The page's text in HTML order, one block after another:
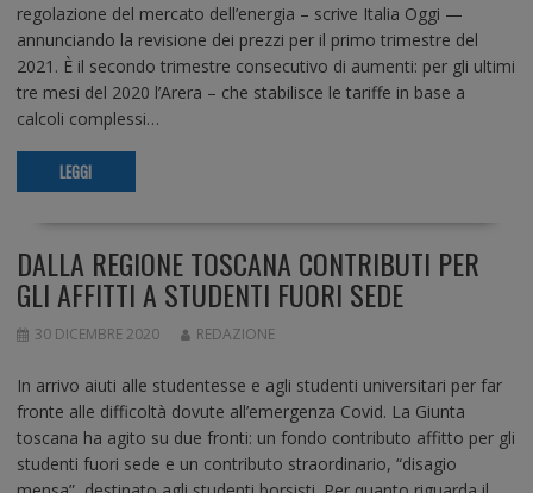
regolazione del mercato dell’energia – scrive Italia Oggi —
annunciando la revisione dei prezzi per il primo trimestre del
2021. È il secondo trimestre consecutivo di aumenti: per gli ultimi
tre mesi del 2020 l’Arera – che stabilisce le tariffe in base a
calcoli complessi…
LEGGI
DALLA REGIONE TOSCANA CONTRIBUTI PER
GLI AFFITTI A STUDENTI FUORI SEDE
30 DICEMBRE 2020 REDAZIONE
In arrivo aiuti alle studentesse e agli studenti universitari per far
fronte alle difficoltà dovute all’emergenza Covid. La Giunta
toscana ha agito su due fronti: un fondo contributo affitto per gli
studenti fuori sede e un contributo straordinario, “disagio